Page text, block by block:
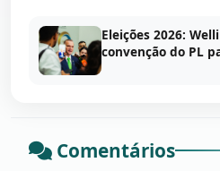
Eleições 2026:
convenção do PL
Comentários